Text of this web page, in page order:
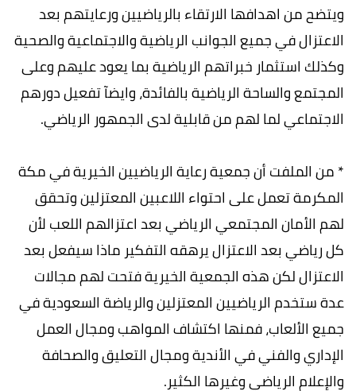
ويتضح من اهدافها الارتقاء بالرياضيين ورعايتهم بعد
الاعتزال في جميع الجوانب الرياضية والاجتماعية والصحية
وكذلك استثمار خبراتهم الرياضية بما يعود عليهم وعلى
المجتمع والساحة الرياضية بالفائدة، وايضآ تفعيل دورهم
الاجتماعي لما لهم من قابلية لدى الجمهور الرياضي.
* من الملفت أن جمعية رعاية الرياضيين الخيرية في مكة
المكرمة تعمل على احتواء اللاعبين المعتزلين وتحقق
لهم الأمان المجتمعي الرياضي بعد اعتزالهم اللعب لأن
كل رياضي بعد الاعتزال يرهقه التفكير ماذا سيفعل بعد
الاعتزال لكن هذه الجمعية الخيرية فتحت لهم مجالات
عدة ستخدم الرياضيين المعتزلين والرياضة السعودية في
جميع الألعاب، فمنها اكتشاف المواهب ومجال العمل
الإداري والفني في الأندية ومجال التعليق والصحافة
والإعلام الرياضي وغيرها الكثير.